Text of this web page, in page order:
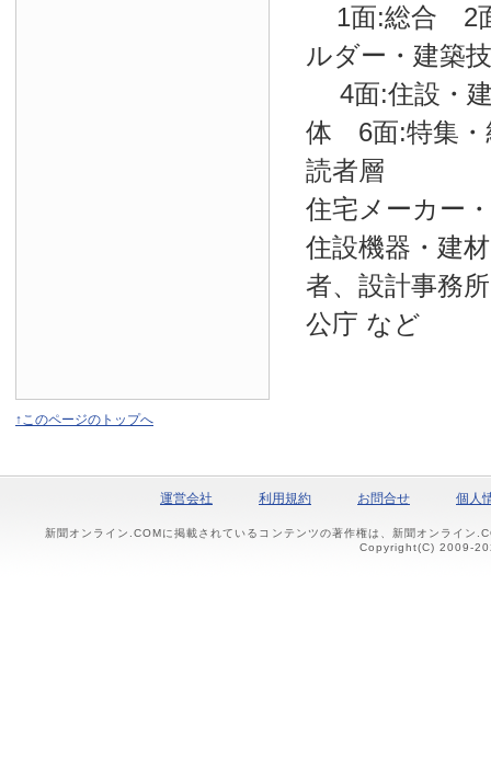
1面:総合 2
ルダー・建築
4面:住設・
体 6面:特集・
読者層
住宅メーカー
住設機器・建
者、設計事務
公庁 など
↑このページのトップへ
運営会社 利用規約 お問合せ 個人
新聞オンライン.COMに掲載されているコンテンツの著作権は、新聞オンライン
Copyright(C) 2009-